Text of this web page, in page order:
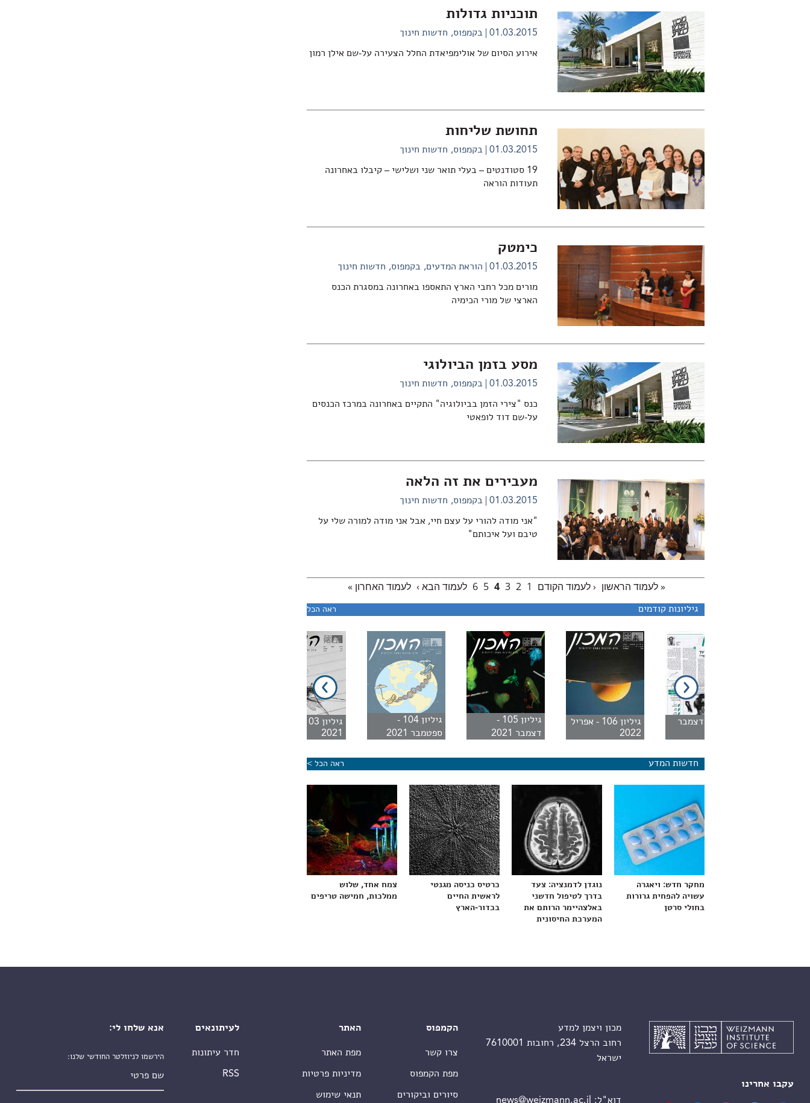
תוכניות גדולות
01.03.2015 בקמפוס חדשות חינוך
אירוע הסיום של אולימפיאדת החלל הצעירה על-שם אילן רמון
תחושת שליחות
01.03.2015 בקמפוס חדשות חינוך
19 סטודנטים – בעלי תואר שני ושלישי – קיבלו באחרונה
תעודות הוראה
כימטק
01.03.2015 הוראת המדעים בקמפוס חדשות חינוך
מורים מכל רחבי הארץ התאספו באחרונה במסגרת הכנס
הארצי של מורי הכימיה
מסע בזמן הביולוגי
01.03.2015 בקמפוס חדשות חינוך
כנס "צירי הזמן בביולוגיה" התקיים באחרונה במרכז הכנסים
על-שם דוד לופאטי
מעבירים את זה הלאה
01.03.2015 בקמפוס חדשות חינוך
"אני מודה להורי על עצם חיי, אבל אני מודה למורה שלי על
טיבם ועל איכותם"
« לעמוד הראשון ‹ לעמוד הקודם 1
2
3
4
5
6 לעמוד הבא › לעמוד האחרון »
גיליונות קודמים ראה הכל
גיליון 1 - דצמבר
גיליון 106 - אפריל
2022
גיליון 105 -
דצמבר 2021
גיליון 104 -
ספטמבר 2021
2021
חדשות המדע ראה הכל >
מחקר חדש: ויאגרה
עשויה להפחית גרורות
בחולי סרטן
נוגדן לדמנציה: צעד
בדרך לטיפול חדשני
באלצהיימר הרותם את
המערכת החיסונית
כרטיס כניסה מגנטי
לראשית החיים
בכדור-הארץ
צמח אחד, שלוש
ממלכות, חמישה טריפים
עקבו אחרינו
מכון ויצמן למדע
רחוב הרצל 234, רחובות 7610001
ישראל
דוא"ל: news@weizmann.ac.il
הקמפוס
צרו קשר
מפת הקמפוס
סיורים וביקורים
האתר
מפת האתר
מדיניות פרטיות
תנאי שימוש
לעיתונאים
חדר עיתונות
RSS
אנא שלחו לי:
הירשמו לניוזלטר החודשי שלנו: